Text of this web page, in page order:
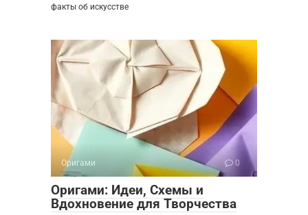
факты об искусстве
Оригами 0
Оригами: Идеи, Схемы и
Вдохновение для Творчества